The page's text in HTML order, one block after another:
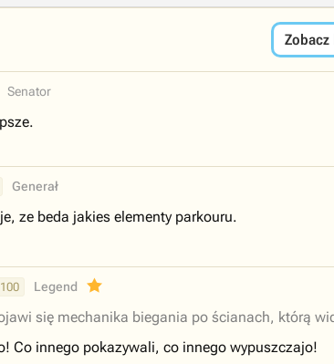
Senator
Generał
ze beda jakies elementy parkouru.
100 Legend
się mechanika biegania po ścianach, którą
Co innego pokazywali, co innego wypuszczajo!